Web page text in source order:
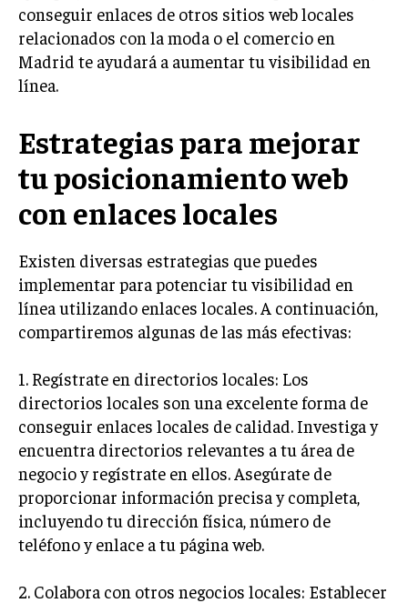
INNOVACIÓN EMPRESARIAL
GESTIÓN DEL CAMBIO
EMPRENDIMIENTO
PLANIFICACIÓN EMPRESARIAL
FINANZAS Y CONTABILIDAD
GESTIÓN DE RECURSOS FINANCIEROS
INVERSIONES Y MERCADOS FINANCIEROS
ECONOMÍA EMPRESARIAL
INTERNACIONAL
NEGOCIOS INTERNACIONALES
COMERCIO INTERNACIONAL
EXPANSIÓN GLOBAL
IMPORTACIÓN Y EXPORTACIÓN
ALIANZAS ESTRATÉGICAS
conseguir enlaces de otros sitios web locales
relacionados con la moda o el comercio en
Madrid te ayudará a aumentar tu visibilidad en
línea.
Estrategias para mejorar
tu posicionamiento web
con enlaces locales
Existen diversas estrategias que puedes
implementar para potenciar tu visibilidad en
línea utilizando enlaces locales. A continuación,
compartiremos algunas de las más efectivas:
1. Regístrate en directorios locales: Los
directorios locales son una excelente forma de
conseguir enlaces locales de calidad. Investiga y
encuentra directorios relevantes a tu área de
negocio y regístrate en ellos. Asegúrate de
proporcionar información precisa y completa,
incluyendo tu dirección física, número de
teléfono y enlace a tu página web.
2. Colabora con otros negocios locales: Establecer